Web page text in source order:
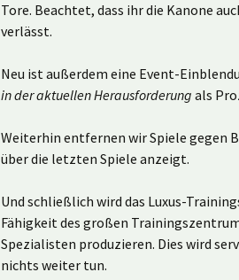
Tore. Beachtet, dass ihr die Kanone
verlässt.
Neu ist außerdem eine Event-
in der aktuellen Herausforderung als
Weiterhin entfernen wir Spiele gegen
über die letzten Spiele anzeigt.
Und schließlich wird das Luxus-
Fähigkeit des großen
Spezialisten produzieren. Dies wird
nichts weiter tun.